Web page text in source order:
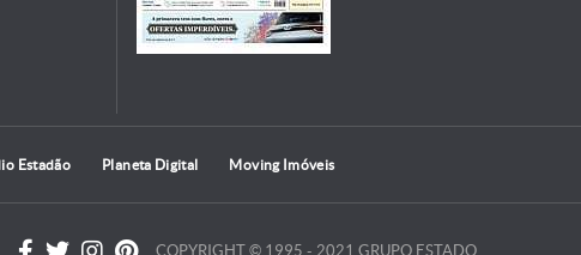
Estadão Planeta Digital Moving Imóveis
COPYRIGHT © 1995 - 2021 GRUPO ESTADO